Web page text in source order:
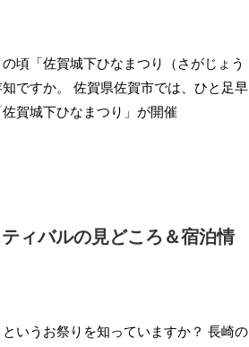
頃「佐賀城下ひなまつり（さがじょう
ですか。 佐賀県佐賀市では、ひと足早
賀城下ひなまつり」が開催
ィバルの見どころ＆宿泊情
いうお祭りを知っていますか？ 長崎の